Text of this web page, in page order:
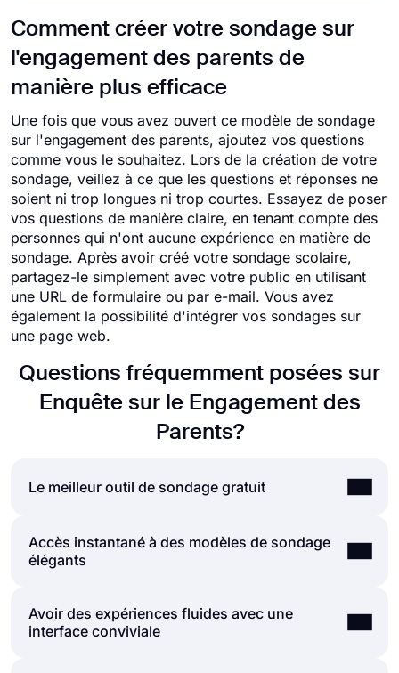
Comment créer votre sondage sur
l'engagement des parents de
manière plus efficace
Une fois que vous avez ouvert ce modèle de sondage
sur l'engagement des parents, ajoutez vos questions
comme vous le souhaitez. Lors de la création de votre
sondage, veillez à ce que les questions et réponses ne
soient ni trop longues ni trop courtes. Essayez de poser
vos questions de manière claire, en tenant compte des
personnes qui n'ont aucune expérience en matière de
sondage. Après avoir créé votre sondage scolaire,
partagez-le simplement avec votre public en utilisant
une URL de formulaire ou par e-mail. Vous avez
également la possibilité d'intégrer vos sondages sur
une page web.
Questions fréquemment posées sur
Enquête sur le Engagement des
Parents?
Le meilleur outil de sondage gratuit
Si vous cherchez un moyen rapide et facile de
créer de bons sondages, forms.app est là pour
personnalisation, forms.app offre un moyen
pratique de créer gratuitement des sondages en
Accès instantané à des modèles de sondage
élégants
La grande bibliothèque de modèles de sondages
de forms.app permettra de créer des sondages et
Avoir des expériences fluides avec une
interface conviviale